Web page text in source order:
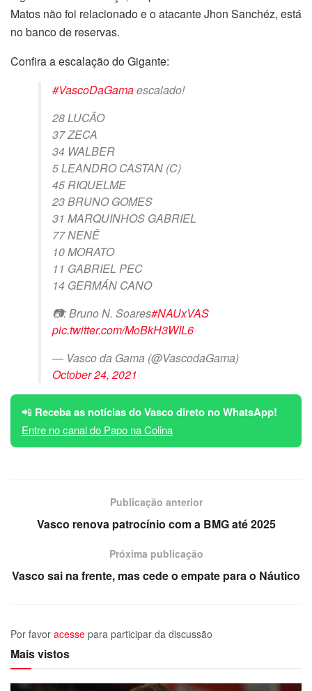
Matos não foi relacionado e o atacante Jhon Sanchéz, está
no banco de reservas.
Confira a escalação do Gigante:
#VascoDaGamaescalado!
28 LUCÃO
37 ZECA
34 WALBER
5 LEANDRO CASTAN (C)
45 RIQUELME
23 BRUNO GOMES
31 MARQUINHOS GABRIEL
77 NENÊ
10 MORATO
11 GABRIEL PEC
14 GERMÁN CANO
📷: Bruno N. Soares#NAUxVAS
pic.twitter.com/MoBkH3WIL6
— Vasco da Gama (@VascodaGama)
October 24, 2021
📲 Receba as notícias do Vasco direto no WhatsApp!
Entre no canal do Papo na Colina
Publicação anterior
Vasco renova patrocínio com a BMG até 2025
Próxima publicação
Vasco sai na frente, mas cede o empate para o Náutico
Por favor acesse para participar da discussão
Mais vistos